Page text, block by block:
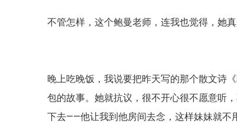
不管怎样，这个鲍曼老师，连我也觉得，她真
晚上吃晚饭，我说要把昨天写的那个散文诗
包的故事。她就抗议，很不开心很不愿意听
下去——他让我到他房间去念，这样妹妹就不